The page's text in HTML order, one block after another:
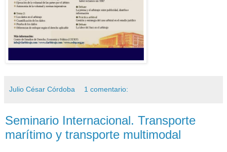
Julio César Córdoba 1 comentario:
Seminario Internacional. Transporte
marítimo y transporte multimodal